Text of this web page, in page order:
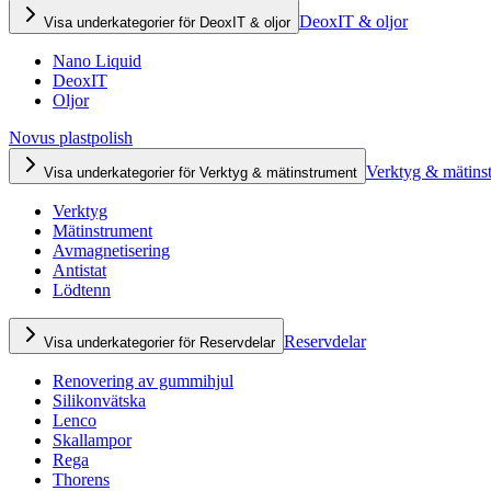
Visa underkategorier för DeoxIT & oljor DeoxIT & oljor
Nano Liquid
DeoxIT
Oljor
Novus plastpolish
Visa underkategorier för Verktyg & mätinstrument Verktyg &
Verktyg
Mätinstrument
Avmagnetisering
Antistat
Lödtenn
Visa underkategorier för Reservdelar Reservdelar
Renovering av gummihjul
Silikonvätska
Lenco
Skallampor
Rega
Thorens